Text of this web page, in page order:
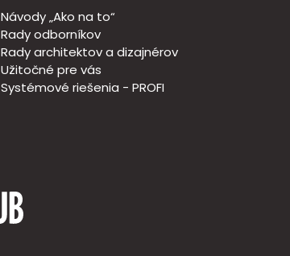
Návody „Ako na to“
Rady odborníkov
Rady architektov a dizajnérov
Užitočné pre vás
Systémové riešenia - PROFI